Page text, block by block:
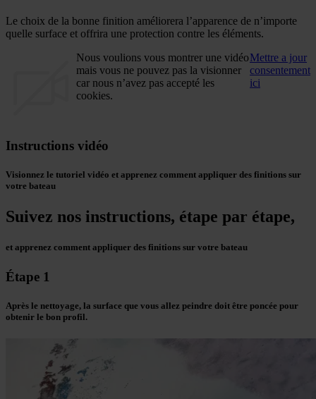
Le choix de la bonne finition améliorera l’apparence de n’importe
quelle surface et offrira une protection contre les éléments.
Nous voulions vous montrer une vidéo
mais vous ne pouvez pas la visionner
car nous n’avez pas accepté les
cookies.
Mettre a jour
consentement
ici
Instructions vidéo
Visionnez le tutoriel vidéo et apprenez comment appliquer des finitions sur
votre bateau
Suivez nos instructions, étape par étape,
et apprenez comment appliquer des finitions sur votre bateau
Étape 1
Après le nettoyage, la surface que vous allez peindre doit être poncée pour
obtenir le bon profil.